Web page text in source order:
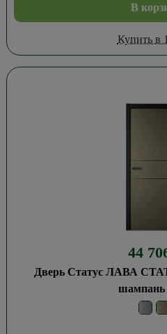
В
Купить в
44
Дверь Статус ЛАВА
шампань